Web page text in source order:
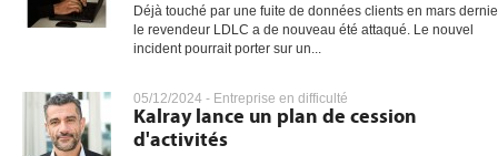
Déjà touché par une fuite de données clients en mars
le revendeur LDLC a de nouveau été attaqué. Le nouvel
incident pourrait porter sur un...
05/12/2024 - Entreprise en difficulté
Kalray lance un plan de cession
d'activités